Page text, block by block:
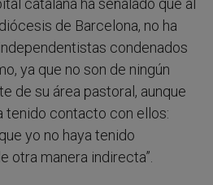
de Barcelona, no ha
condenados
ya que no son de ningún
de su área pastoral, aunque
tenido contacto con ellos:
yo no haya tenido
otra manera indirecta”.